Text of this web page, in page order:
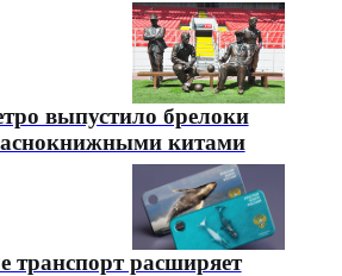
выпустило брелоки
китами
расширяет